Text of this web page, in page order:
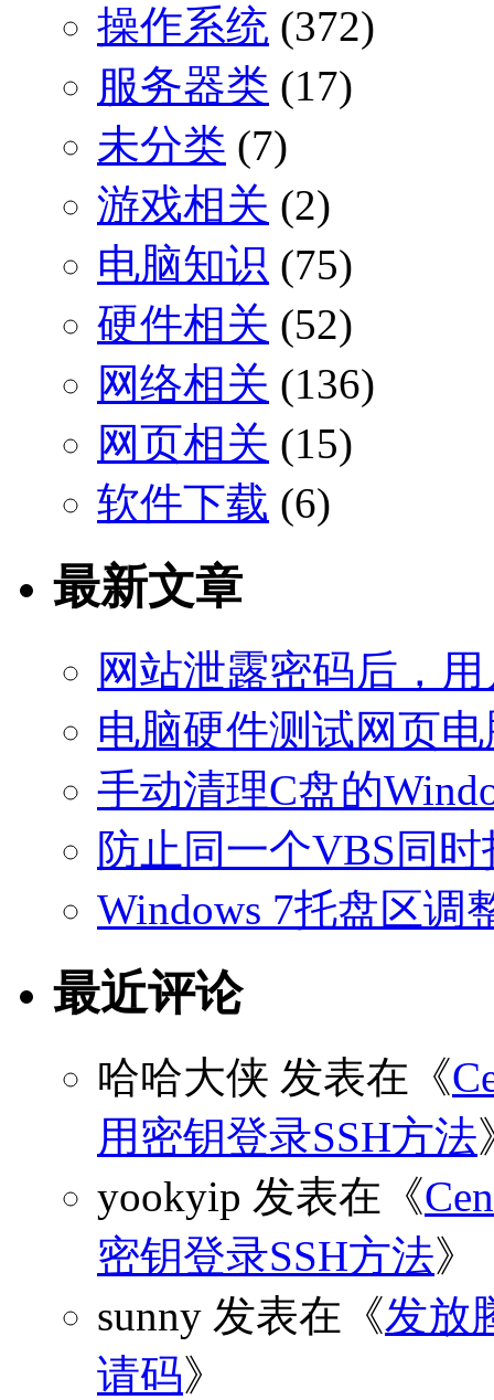
操作系统 (372)
服务器类 (17)
未分类 (7)
游戏相关 (2)
电脑知识 (75)
硬件相关 (52)
网络相关 (136)
网页相关 (15)
软件下载 (6)
最新文章
网站泄露密码后，
电脑硬件测试网页
手动清理C盘的
防止同一个VBS同
Windows 7托盘区调
最近评论
哈哈大侠 发表在《
用密钥登录SSH方法
yookyip 发表在《
密钥登录SSH方法》
sunny 发表在《发放
请码》